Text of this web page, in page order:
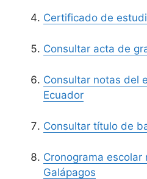
Certificado de
Consultar acta de
Consultar notas del
Ecuador
Consultar título de
Cronograma escolar
Galápagos